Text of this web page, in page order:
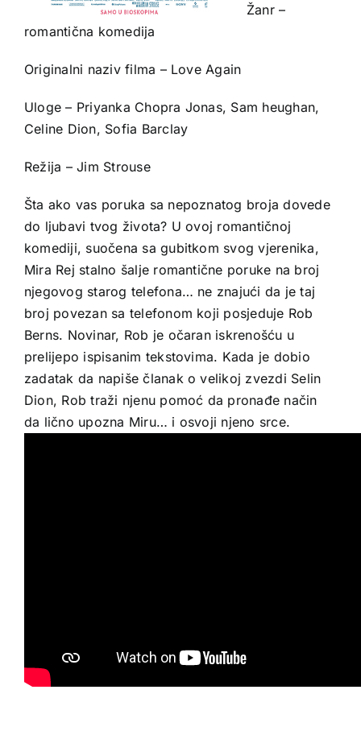
Žanr –
romantična komedija
Originalni naziv filma – Love Again
Uloge – Priyanka Chopra Jonas, Sam heughan,
Celine Dion, Sofia Barclay
Režija – Jim Strouse
Šta ako vas poruka sa nepoznatog broja dovede
do ljubavi tvog života? U ovoj romantičnoj
komediji, suočena sa gubitkom svog vjerenika,
Mira Rej stalno šalje romantične poruke na broj
njegovog starog telefona… ne znajući da je taj
broj povezan sa telefonom koji posjeduje Rob
Berns. Novinar, Rob je očaran iskrenošću u
prelijepo ispisanim tekstovima. Kada je dobio
zadatak da napiše članak o velikoj zvezdi Selin
Dion, Rob traži njenu pomoć da pronađe način
da lično upozna Miru… i osvoji njeno srce.